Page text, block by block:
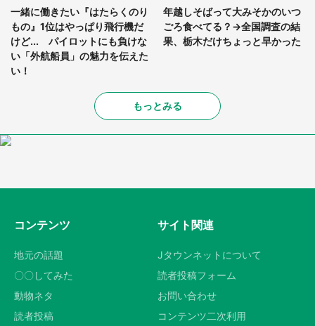
一緒に働きたい『はたらくのり
もの』1位はやっぱり飛行機だ
けど... パイロットにも負けな
い「外航船員」の魅力を伝えた
い！
年越しそばって大みそかのいつ
ごろ食べてる？→全国調査の結
果、栃木だけちょっと早かった
もっとみる
コンテンツ
地元の話題
〇〇してみた
動物ネタ
読者投稿
サイト関連
Jタウンネットについて
読者投稿フォーム
お問い合わせ
コンテンツ二次利用